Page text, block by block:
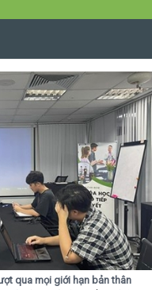
qua mọi giới hạn bản thân